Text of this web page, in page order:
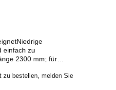
einfach zu
2300 mm; für
für hohe Beständigkeit
und äußere Einflüsse
zu bestellen, melden Sie